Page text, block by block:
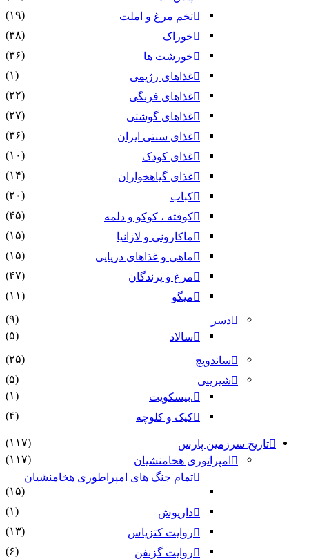
تخم مرغ و املت
(۱۹)
خوراک
(۳۸)
خورشت ها
(۳۶)
غذاهای رژیمی
(۱)
غذاهای فرنگی
(۲۲)
غذاهای گوشتی
(۲۷)
غذای سنتی ایران
(۳۶)
غذای کودک
(۱۰)
غذای گیاهخواران
(۱۴)
کباب
(۲۰)
کوفته ، کوکو و دلمه
(۴۵)
ماکارونی و لازانیا
(۱۵)
ماهی و غذاهای دریایی
(۱۵)
مرغ و پرندگان
(۴۷)
میگو
(۱۱)
دسر
(۹)
سالاد
(۵)
ساندویچ
(۲۵)
شیرینی
(۵)
.بیسکویت
(۱)
کیک و کلوچه
(۴)
تاریخ سرزمین پارس
(۱۱۷)
امپراتوری هخامنشیان
(۱۱۷)
تمام جنگ های امپراطوری هخامنشیان
(۱۵)
داریوش
(۱)
روایت کتزیاس
(۱۳)
روایت گزنفن
(۶)